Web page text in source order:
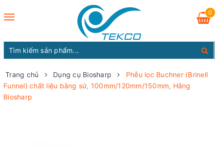
Toggle
0
Trang chủ Dụng cụ Biosharp
Phễu lọc Buchner (Brinell
Funnel) chất liệu bằng sứ, 100mm/120mm/150mm, Hãng
Biosharp